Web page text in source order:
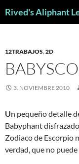
Rived's Aliphant
12TRABAJOS,2D
3. NOVIEMBRE 2010
Un pequeño detalle
Babyphant
Zodiaco de Escorpio
verdad, que no